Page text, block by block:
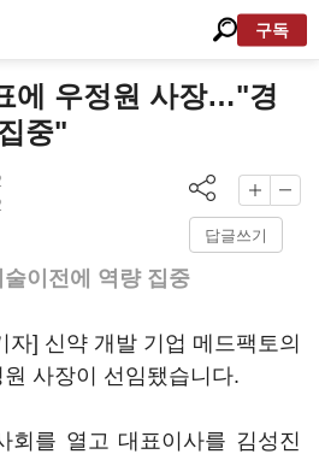
구독
에 우정원 사장…"경
중"
답글쓰기
이전에 역량 집중
자] 신약 개발 기업 메드팩토의
사장이 선임됐습니다.
회를 열고 대표이사를 김성진